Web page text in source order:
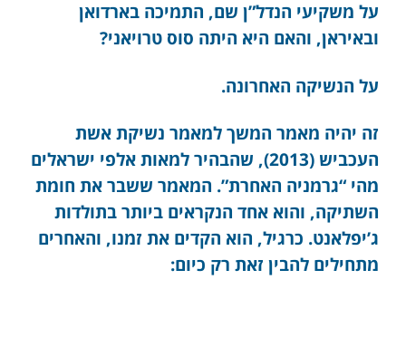
על משקיעי הנדל”ן שם, התמיכה בארדואן
ובאיראן, והאם היא היתה סוס טרויאני?
על הנשיקה האחרונה.
זה יהיה מאמר המשך למאמר נשיקת אשת
העכביש (2013), שהבהיר למאות אלפי ישראלים
מהי “גרמניה האחרת”. המאמר ששבר את חומת
השתיקה, והוא אחד הנקראים ביותר בתולדות
ג’יפלאנט. כרגיל, הוא הקדים את זמנו, והאחרים
מתחילים להבין זאת רק כיום: